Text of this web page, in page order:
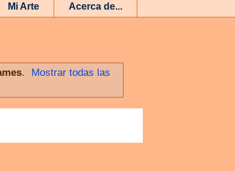
Mi Arte Acerca de...
.
Mostrar todas las